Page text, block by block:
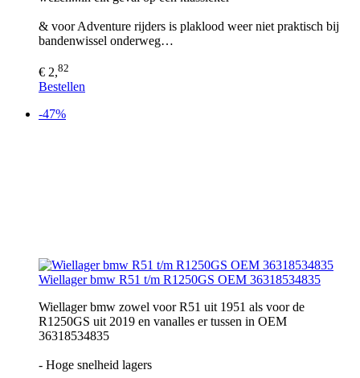
& voor Adventure rijders is plaklood weer niet praktisch bij
bandenwissel onderweg…
€ 2,82
Bestellen
-47%
Wiellager bmw R51 t/m R1250GS OEM 36318534835
Wiellager bmw zowel voor R51 uit 1951 als voor de
R1250GS uit 2019 en vanalles er tussen in OEM
36318534835
- Hoge snelheid lagers